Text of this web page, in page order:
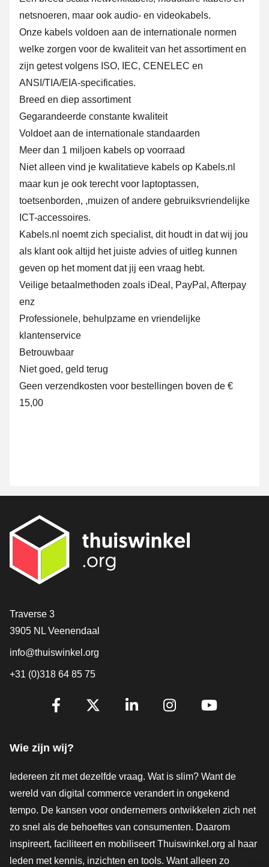
netsnoeren, maar ook audio- en videokabels.
Onze kabels voldoen aan de internationale normen
welke zorgen voor de kwaliteit van het assortiment en
zijn getest volgens ISO, IEC, CENELEC en
ANSI/TIA/EIA-specificaties.
Breed en diep assortiment
Gegarandeerde constante kwaliteit
Voldoet aan de internationale standaarden
Meer dan 1 miljoen kabels op voorraad
Niet alleen vind je kwalitatieve kabels op Kabels.nl
maar kun je ook terecht voor laptoptassen,
toetsenborden, ,muizen of andere gebruiksvriendelijke
ICT-accessoires.
Kabels.nl noemt zich specialist, dit houdt in dat wij jou
als klant ook altijd het juiste advies of uitleg kunnen
geven op het moment dat jij een vraag hebt.
Veilige betaalmethoden zoals iDeal, PayPal, Afterpay
enz
Professionele, behulpzame en vriendelijke
klantenservice
Betrouwbaar
Niet goed, geld terug
Geen verzendkosten voor bestellingen boven de €
15,00
Contact
Traverse 3
3905 NL Veenendaal
info@thuiswinkel.org
+31 (0)318 64 85 75
Volg je ons al?
Wie zijn wij?
Iedereen zit met dezelfde vraag. Wat is slim? Want de
wereld van digital commerce verandert in ongekend
tempo. De kansen voor ondernemers ontwikkelen zich net
zo snel als de behoeftes van consumenten. Daarom
inspireert, faciliteert en mobiliseert Thuiswinkel.org al haar
leden met kennis, inzichten en tools. Want alleen zo